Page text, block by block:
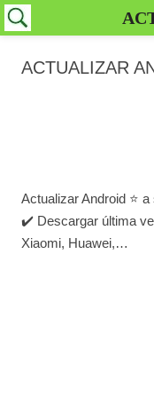
ACTUALIZAR
Actualizar Android ⭐
✔️ Descargar última
Xiaomi, Huawei,…